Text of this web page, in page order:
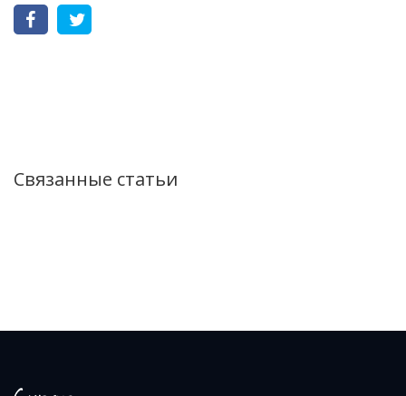
Связанные статьи